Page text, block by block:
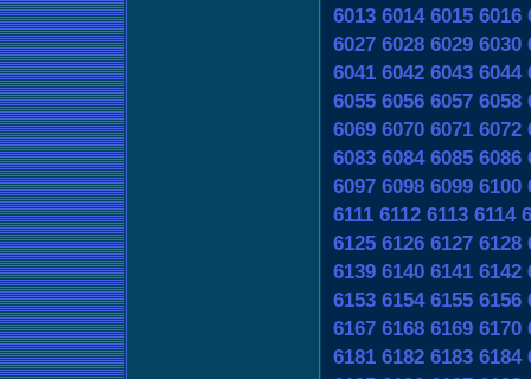
6013 6014 6015 6016
6027 6028 6029 6030
6041 6042 6043 6044
6055 6056 6057 6058
6069 6070 6071 6072
6083 6084 6085 6086
6097 6098 6099 6100
6111 6112 6113 6114
6125 6126 6127 6128
6139 6140 6141 6142
6153 6154 6155 6156
6167 6168 6169 6170
6181 6182 6183 6184